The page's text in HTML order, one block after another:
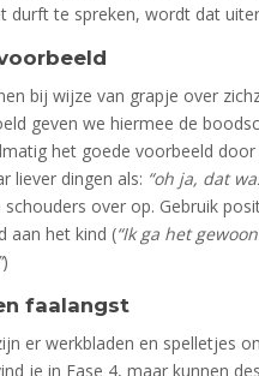
durft te spreken, wordt dat
bij wijze van grapje over
geven we hiermee de
het goede voorbeeld door
liever dingen als: “oh ja, dat
schouders over op. Gebruik
aan het kind (“Ik ga het
)
faalangst
er werkbladen en spelletjes
je in Fase 4, maar kunnen